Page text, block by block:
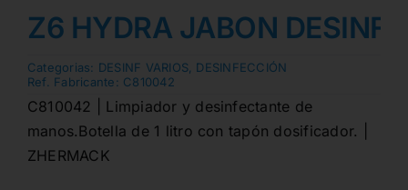
Z6 HYDRA JABON
Categorias: DESINF VARIOS DESINFECCIÓN
Ref. Fabricante: C810042
C810042 | Limpiador y desinfectante de
manos.Botella de 1 litro con tapón dosificador. |
ZHERMACK